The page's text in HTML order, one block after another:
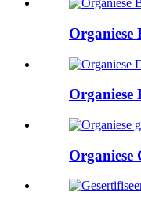
Organiese
Organiese
Organiese